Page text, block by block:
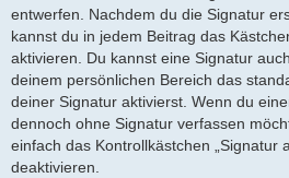
entwerfen. Nachdem du die Signatur
kannst du in jedem Beitrag das
aktivieren. Du kannst eine Signatur
deinem persönlichen Bereich das
deiner Signatur aktivierst. Wenn du
dennoch ohne Signatur verfassen
einfach das Kontrollkästchen „Signatur
deaktivieren.